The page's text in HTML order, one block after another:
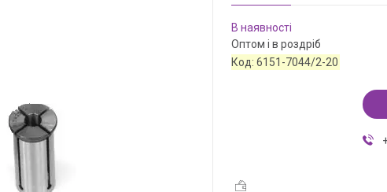
В наявності
Оптом і в роздріб
Код:6151-7044/2-20